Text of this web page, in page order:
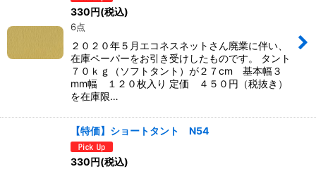
330円(税込)
6点
２０２０年５月エコネスネットさん廃業に伴い、
在庫ペーパーをお引き受けしたものです。 タント
７０ｋｇ（ソフトタント）が２７cm 基本幅３
mm幅 １２０枚入り 定価 ４５０円（税抜き）
を在庫限…
【特価】ショートタント N54
330円(税込)